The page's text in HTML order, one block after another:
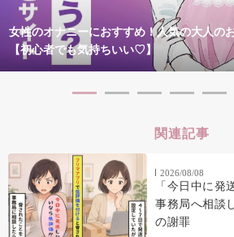
女性のオナニーにおすすめ！人気の大人の
【初心者でも気持ちいい♡】
関連記事
2026/08/08
「今日中に発
事務局へ相談
の謝罪